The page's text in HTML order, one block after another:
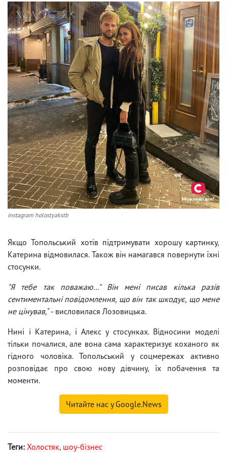
instagram holostyakstb
Якщо Топольський хотів підтримувати хорошу картинку,
Катерина відмовилася. Також він намагався повернути їхні
стосунки.
"Я тебе так поважаю..." Він мені писав кілька разів
сентиментальні повідомлення, що він так шкодує, що мене
не цінував," - висловилася Лозовицька.
Нині і Катерина, і Алекс у стосунках. Відносини моделі
тільки почалися, але вона сама характеризує коханого як
гідного чоловіка. Топольський у соцмережах активно
розповідає про свою нову дівчину, їх побачення та
моменти.
Читайте нас у Google.News
Теги: Холостяк, шоу-бізнес